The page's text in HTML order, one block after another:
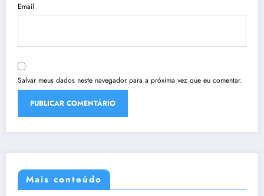
Email
Salvar meus dados neste navegador para a próxima vez que eu comentar.
Mais conteúdo